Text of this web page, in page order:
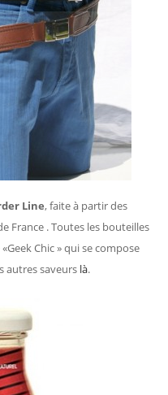
Line, faite à partir des
France . Toutes les bouteilles
Chic » qui se compose
autres saveurs là.